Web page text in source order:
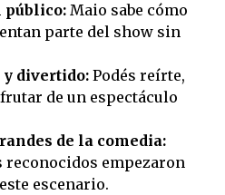
público: Maio sabe cómo
parte del show sin
divertido: Podés reírte,
de un espectáculo
de la comedia:
reconocidos empezaron
escenario.